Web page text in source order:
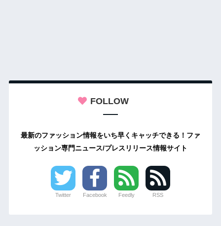
FOLLOW
最新のファッション情報をいち早くキャッチできる！ファ
ッション専門ニュース/プレスリリース情報サイト
Twitter Facebook Feedly RSS